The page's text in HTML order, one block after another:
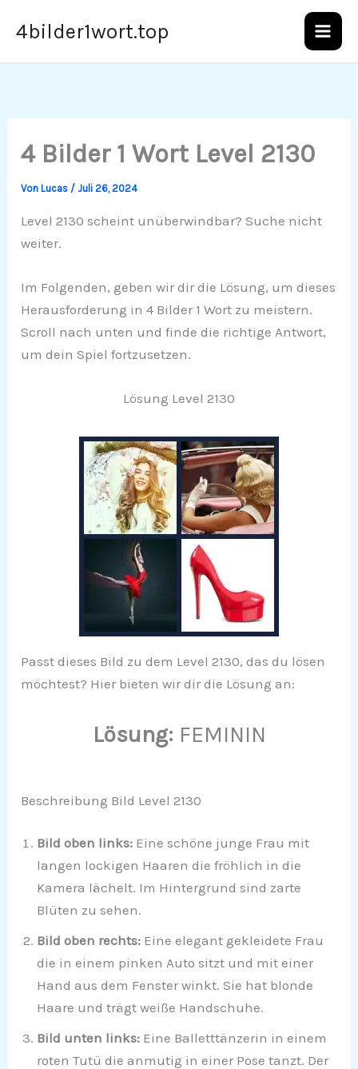
Inhalt
4bilder1wort.top
4 Bilder 1 Wort Level 2130
VonLucas /Juli 26, 2024
Level 2130 scheint unüberwindbar? Suche nicht
weiter.
Im Folgenden, geben wir dir die Lösung, um dieses
Herausforderung in 4 Bilder 1 Wort zu meistern.
Scroll nach unten und finde die richtige Antwort,
um dein Spiel fortzusetzen.
Lösung Level 2130
Passt dieses Bild zu dem Level 2130, das du lösen
möchtest? Hier bieten wir dir die Lösung an:
Lösung: FEMININ
Beschreibung Bild Level 2130
Bild oben links: Eine schöne junge Frau mit
langen lockigen Haaren die fröhlich in die
Kamera lächelt. Im Hintergrund sind zarte
Blüten zu sehen.
Bild oben rechts: Eine elegant gekleidete Frau
die in einem pinken Auto sitzt und mit einer
Hand aus dem Fenster winkt. Sie hat blonde
Haare und trägt weiße Handschuhe.
Bild unten links: Eine Balletttänzerin in einem
roten Tutü die anmutig in einer Pose tanzt. Der